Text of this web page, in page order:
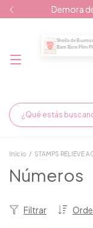
Demora
Inicio / STAMPS RELIEVE
Números
Filtrar